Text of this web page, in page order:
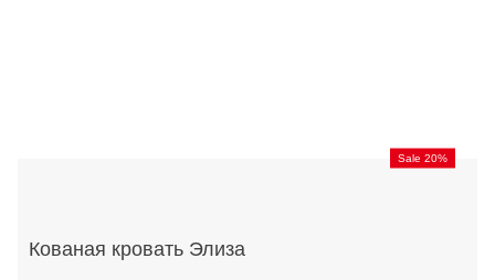
Sale 20%
Кованая кровать Элиза